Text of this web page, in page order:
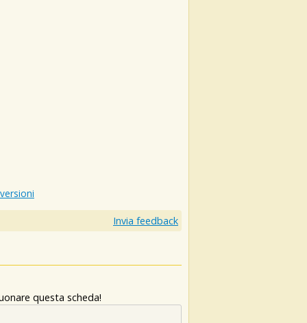
Invia feedback
questa scheda!